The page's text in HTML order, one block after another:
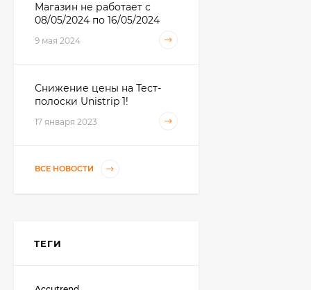
Тест-полоски
Accutrend Cholesterol
беременности
Магазин не работает с
08/05/2024 по 16/05/2024
9 мая 2024
Снижение цены на Тест-
полоски Unistrip 1!
17 января 2023
ВСЕ НОВОСТИ
ТЕГИ